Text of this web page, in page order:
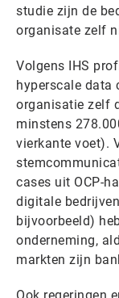
studie zijn de
organisate zelf
Volgens IHS
hyperscale data
organisatie zelf
minstens
vierkante voet).
cases uit OCP-
digitale
bijvoorbeeld)
onderneming,
markten zijn